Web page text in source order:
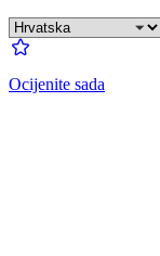
Ocijenite sada